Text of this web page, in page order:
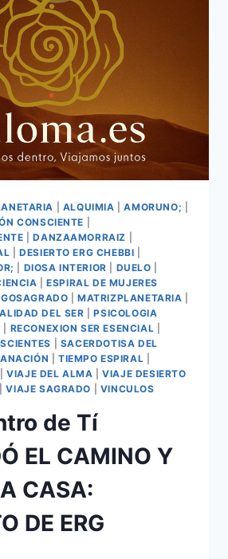
ALQUIMIA |AMORUNO;
CONSCIENTE
|DANZAAMORRAIZ
|DESIERTO ERG CHEBBI
DIOSA INTERIOR DUELO
|ESPIRAL DE MUJERES
|MATRIZPLANETARIA
DEL SER |PSICOLOGIA
RECONEXION SER ESENCIAL
SACERDOTISA DEL
TIEMPO ESPIRAL
|VIAJE DEL ALMA |VIAJE DESIERTO
|VIAJE SAGRADO VINCULOS
de Tí
EL CAMINO Y
CASA:
DE ERG